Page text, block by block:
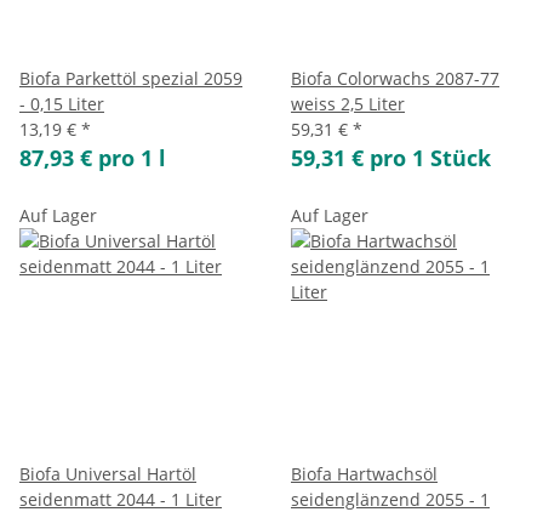
Biofa Parkettöl spezial 2059
- 0,15 Liter
13,19 € *
87,93 € pro 1 l
Biofa Colorwachs 2087-77
weiss 2,5 Liter
59,31 € *
59,31 € pro 1 Stück
Auf Lager
Biofa Universal Hartöl
seidenmatt 2044 - 1 Liter
Auf Lager
Biofa Hartwachsöl
seidenglänzend 2055 - 1